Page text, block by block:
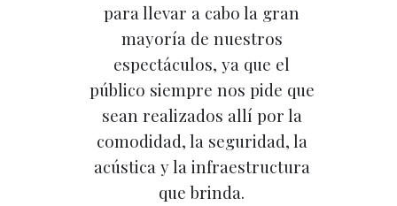
para llevar a cabo la gran
mayoría de nuestros
espectáculos, ya que el
público siempre nos pide que
sean realizados allí por la
comodidad, la seguridad, la
acústica y la infraestructura
que brinda.